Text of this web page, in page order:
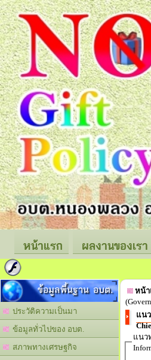
หน้าแรก ผลงานของเรา
ข้อมูลพื้นฐาน อบต.
ประวัติความเป็นมา
ข้อมูลทั่วไปของ อบต.
สภาพทางเศรษฐกิจ
หน้
แน
แนว